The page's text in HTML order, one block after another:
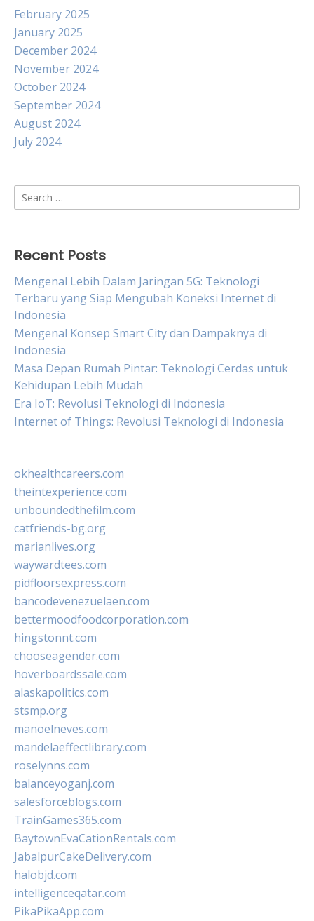
February 2025
January 2025
December 2024
November 2024
October 2024
September 2024
August 2024
July 2024
Search
for:
Recent Posts
Mengenal Lebih Dalam Jaringan 5G: Teknologi
Terbaru yang Siap Mengubah Koneksi Internet di
Indonesia
Mengenal Konsep Smart City dan Dampaknya di
Indonesia
Masa Depan Rumah Pintar: Teknologi Cerdas untuk
Kehidupan Lebih Mudah
Era IoT: Revolusi Teknologi di Indonesia
Internet of Things: Revolusi Teknologi di Indonesia
okhealthcareers.com
theintexperience.com
unboundedthefilm.com
catfriends-bg.org
marianlives.org
waywardtees.com
pidfloorsexpress.com
bancodevenezuelaen.com
bettermoodfoodcorporation.com
hingstonnt.com
chooseagender.com
hoverboardssale.com
alaskapolitics.com
stsmp.org
manoelneves.com
mandelaeffectlibrary.com
roselynns.com
balanceyoganj.com
salesforceblogs.com
TrainGames365.com
BaytownEvaCationRentals.com
JabalpurCakeDelivery.com
halobjd.com
intelligenceqatar.com
PikaPikaApp.com